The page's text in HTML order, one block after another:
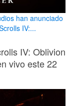
han anunciado
IV:...
IV: Oblivion
vivo este 22